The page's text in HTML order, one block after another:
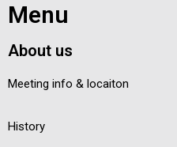
Menu
About us
Meeting info & locaiton
History